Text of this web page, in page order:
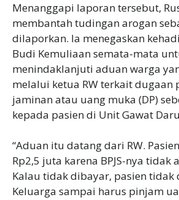
‎Menanggapi laporan tersebut,
membantah tudingan arogan
dilaporkan. Ia menegaskan
Budi Kemuliaan semata-mata
menindaklanjuti aduan warga
melalui ketua RW terkait dugaan
jaminan atau uang muka (DP)
kepada pasien di Unit Gawat
‎“Aduan itu datang dari RW.
Rp2,5 juta karena BPJS-nya tidak
Kalau tidak dibayar, pasien tidak
Keluarga sampai harus pinjam